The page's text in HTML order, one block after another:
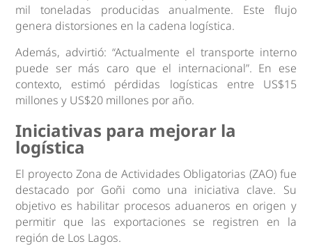
mil toneladas producidas anualmente. Este flujo
genera distorsiones en la cadena logística.
Además, advirtió: “Actualmente el transporte interno
puede ser más caro que el internacional”. En ese
contexto, estimó pérdidas logísticas entre US$15
millones y US$20 millones por año.
Iniciativas para mejorar la
logística
El proyecto Zona de Actividades Obligatorias (ZAO) fue
destacado por Goñi como una iniciativa clave. Su
objetivo es habilitar procesos aduaneros en origen y
permitir que las exportaciones se registren en la
región de Los Lagos.